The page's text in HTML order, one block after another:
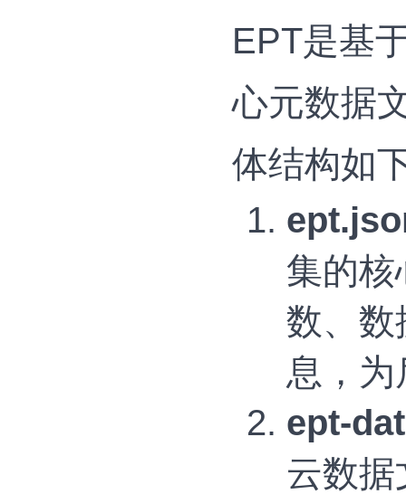
EPT是基
心元数据
体结构如
集的核
数、数
息，
ept-
云数